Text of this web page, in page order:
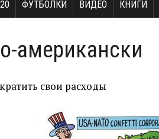
ФУТБОЛКИ ВИДЕО КНИГИ
американски
свои расходы